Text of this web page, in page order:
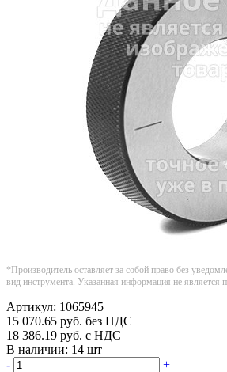
*Производитель оставляет за собой право без
вид инструмента. Указанная информация не является
Артикул: 1065945
15 070.65 руб. без НДС
18 386.19 руб. с НДС
В наличии: 14 шт
-
+